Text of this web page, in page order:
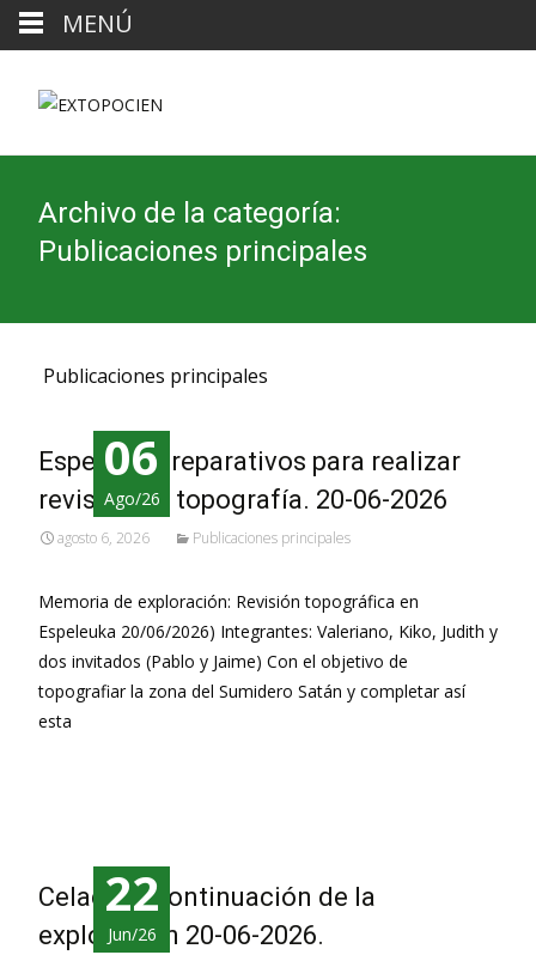
Archivo de la categoría:
Publicaciones principales
Publicaciones principales
06
Ago/26
Espeluka, preparativos para realizar
revisión de topografía. 20-06-2026
agosto 6, 2026 Publicaciones principales
Memoria de exploración: Revisión topográfica en
Espeleuka 20/06/2026) Integrantes: Valeriano, Kiko, Judith y
dos invitados (Pablo y Jaime) Con el objetivo de
topografiar la zona del Sumidero Satán y completar así
esta
22
Jun/26
Celadilla, continuación de la
exploración 20-06-2026.
MENÚ